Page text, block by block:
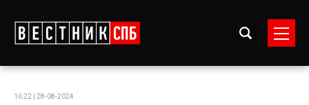
16:22 | 28-08-2024